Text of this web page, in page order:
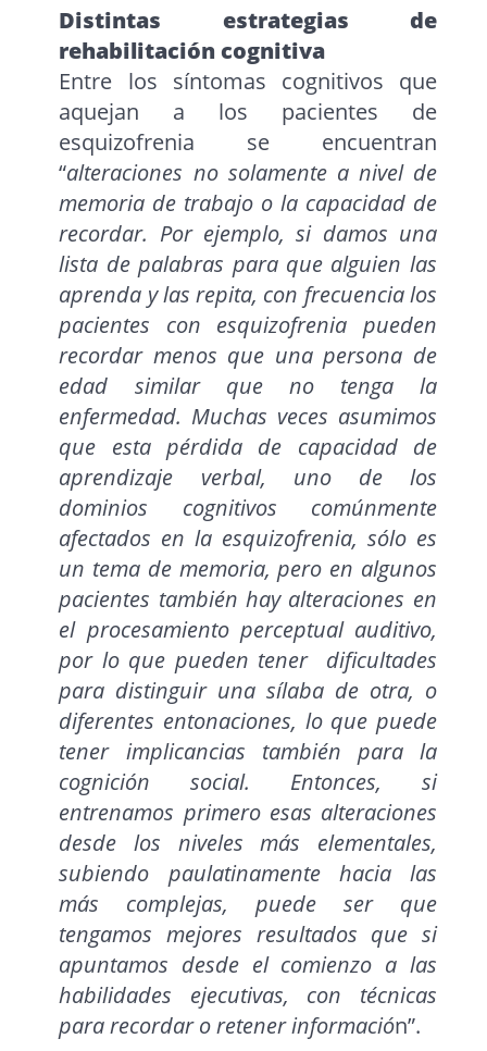
Distintas estrategias de
rehabilitación cognitiva
Entre los síntomas cognitivos que
aquejan a los pacientes de
esquizofrenia se encuentran
“alteraciones no solamente a nivel de
memoria de trabajo o la capacidad de
recordar. Por ejemplo, si damos una
lista de palabras para que alguien las
aprenda y las repita, con frecuencia los
pacientes con esquizofrenia pueden
recordar menos que una persona de
edad similar que no tenga la
enfermedad. Muchas veces asumimos
que esta pérdida de capacidad de
aprendizaje verbal, uno de los
dominios cognitivos comúnmente
afectados en la esquizofrenia, sólo es
un tema de memoria, pero en algunos
pacientes también hay alteraciones en
el procesamiento perceptual auditivo,
por lo que pueden tener dificultades
para distinguir una sílaba de otra, o
diferentes entonaciones, lo que puede
tener implicancias también para la
cognición social. Entonces, si
entrenamos primero esas alteraciones
desde los niveles más elementales,
subiendo paulatinamente hacia las
más complejas, puede ser que
tengamos mejores resultados que si
apuntamos desde el comienzo a las
habilidades ejecutivas, con técnicas
para recordar o retener información”.